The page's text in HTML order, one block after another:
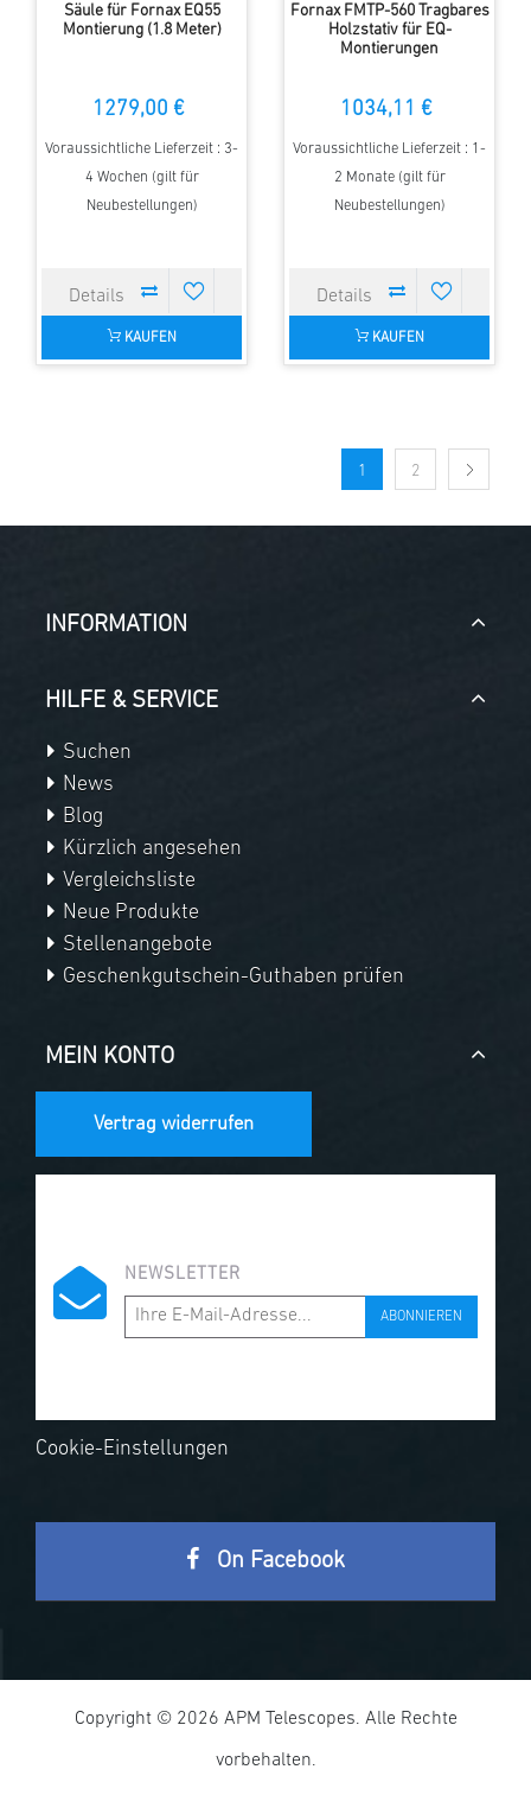
Säule für Fornax EQ55
Montierung (1.8 Meter)
1279,00 €
Voraussichtliche Lieferzeit : 3-
4 Wochen (gilt für
Neubestellungen)
KAUFEN
Fornax FMTP-560 Tragbares
Holzstativ für EQ-
Montierungen
1034,11 €
Voraussichtliche Lieferzeit : 1-
2 Monate (gilt für
Neubestellungen)
KAUFEN
1 2
INFORMATION
HILFE & SERVICE
Suchen
News
Blog
Kürzlich angesehen
Vergleichsliste
Neue Produkte
Stellenangebote
Geschenkgutschein-Guthaben prüfen
MEIN KONTO
Vertrag widerrufen
NEWSLETTER
ABONNIEREN
Cookie-Einstellungen
On Facebook
Copyright © 2026 APM Telescopes. Alle Rechte
vorbehalten.